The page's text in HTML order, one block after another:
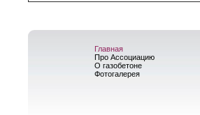
Главная
Про Ассоциацию
О газобетоне
Фотогалерея